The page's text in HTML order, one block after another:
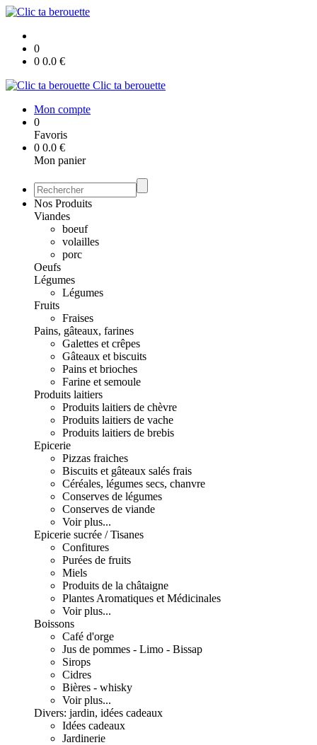
0
0 0.0 €
Clic ta berouette
Mon compte
0
Favoris
0 0.0 €
Mon panier
Nos Produits
Viandes
boeuf
volailles
porc
Oeufs
Légumes
Légumes
Fruits
Fraises
Pains, gâteaux, farines
Galettes et crêpes
Gâteaux et biscuits
Pains et brioches
Farine et semoule
Produits laitiers
Produits laitiers de chèvre
Produits laitiers de vache
Produits laitiers de brebis
Epicerie
Pizzas fraiches
Biscuits et gâteaux salés frais
Céréales, légumes secs, chanvre
Conserves de légumes
Conserves de viande
Voir plus...
Epicerie sucrée / Tisanes
Confitures
Purées de fruits
Miels
Produits de la châtaigne
Plantes Aromatiques et Médicinales
Voir plus...
Boissons
Café d'orge
Jus de pommes - Limo - Bissap
Sirops
Cidres
Bières - whisky
Voir plus...
Divers: jardin, idées cadeaux
Idées cadeaux
Jardinerie